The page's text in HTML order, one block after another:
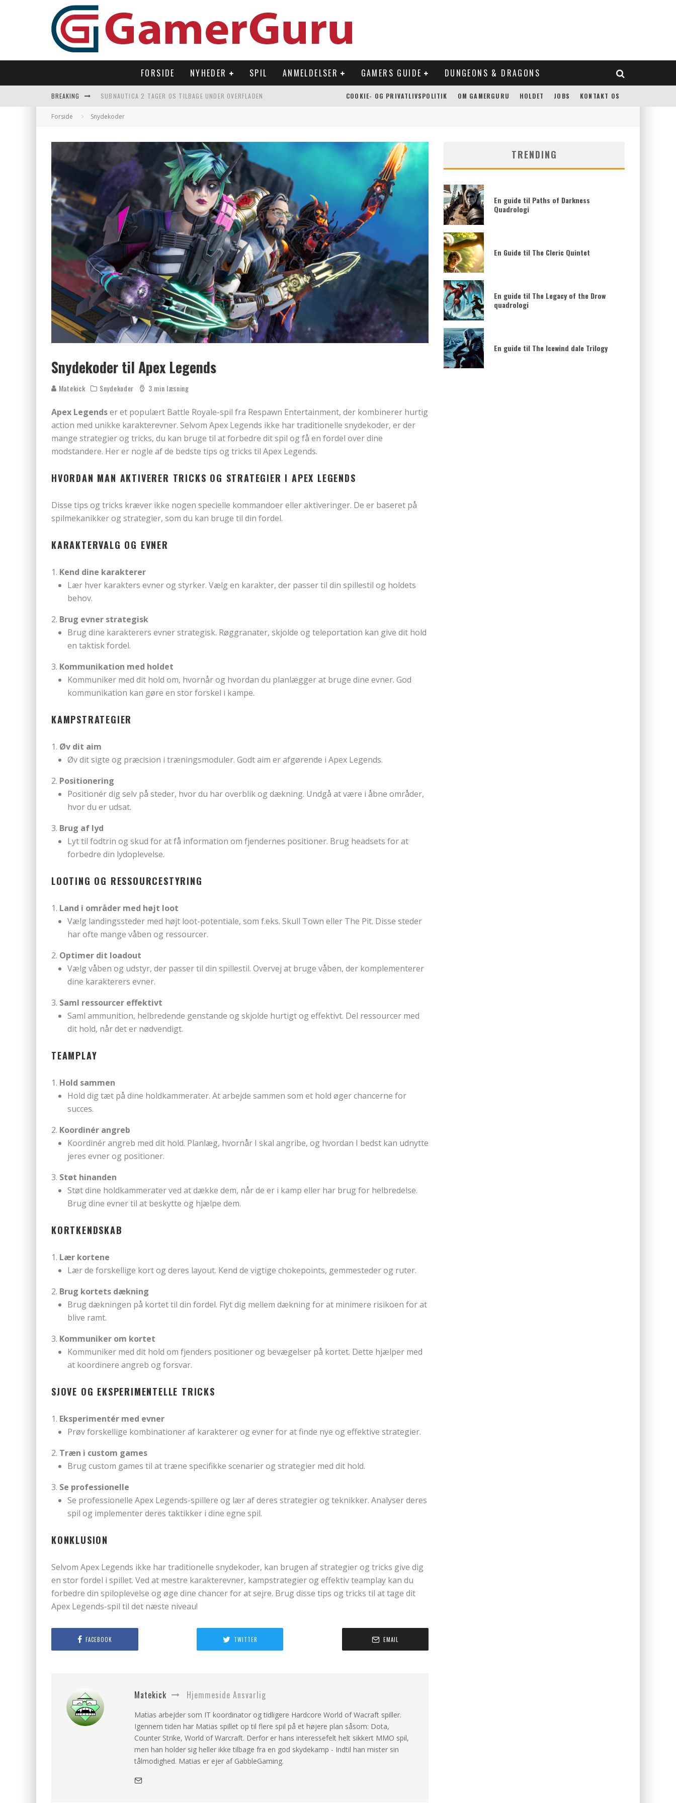
FORSIDE NYHEDER SPIL ANMELDELSER GAMERS GUIDE DUNGEONS & DRAGONS
BREAKING SUBNAUTICA 2 TAGER OS TILBAGE UNDER OVERFLADEN
LAST DROP – OPEN WORLD I 90’ERNES FINLAND
REGLER TIL SOMMERFEST LEGENE 2026
COOKIE- OG PRIVATLIVSPOLITIK OM GAMERGURU HOLDET JOBS KONTAKT OS
Forside Snydekoder
Snydekoder til Apex Legends
Matekick Snydekoder 3 min læsning
Apex Legendser et populært Battle Royale-spil fra Respawn Entertainment, der kombinerer hurtig
action med unikke karakterevner. Selvom Apex Legends ikke har traditionelle snydekoder, er der
mange strategier og tricks, du kan bruge til at forbedre dit spil og få en fordel over dine
modstandere. Her er nogle af de bedste tips og tricks til Apex Legends.
HVORDAN MAN AKTIVERER TRICKS OG STRATEGIER I APEX LEGENDS
Disse tips og tricks kræver ikke nogen specielle kommandoer eller aktiveringer. De er baseret på
spilmekanikker og strategier, som du kan bruge til din fordel.
KARAKTERVALG OG EVNER
Kend dine karakterer
Lær hver karakters evner og styrker. Vælg en karakter, der passer til din spillestil og holdets
behov.
Brug evner strategisk
Brug dine karakterers evner strategisk. Røggranater, skjolde og teleportation kan give dit hold
en taktisk fordel.
Kommunikation med holdet
Kommuniker med dit hold om, hvornår og hvordan du planlægger at bruge dine evner. God
kommunikation kan gøre en stor forskel i kampe.
KAMPSTRATEGIER
Øv dit aim
Øv dit sigte og præcision i træningsmoduler. Godt aim er afgørende i Apex Legends.
Positionering
Positionér dig selv på steder, hvor du har overblik og dækning. Undgå at være i åbne områder,
hvor du er udsat.
Brug af lyd
Lyt til fodtrin og skud for at få information om fjendernes positioner. Brug headsets for at
forbedre din lydoplevelse.
LOOTING OG RESSOURCESTYRING
Land i områder med højt loot
Vælg landingssteder med højt loot-potentiale, som f.eks. Skull Town eller The Pit. Disse steder
har ofte mange våben og ressourcer.
Optimer dit loadout
Vælg våben og udstyr, der passer til din spillestil. Overvej at bruge våben, der komplementerer
dine karakterers evner.
Saml ressourcer effektivt
Saml ammunition, helbredende genstande og skjolde hurtigt og effektivt. Del ressourcer med
dit hold, når det er nødvendigt.
TEAMPLAY
Hold sammen
Hold dig tæt på dine holdkammerater. At arbejde sammen som et hold øger chancerne for
succes.
Koordinér angreb
Koordinér angreb med dit hold. Planlæg, hvornår I skal angribe, og hvordan I bedst kan udnytte
jeres evner og positioner.
Støt hinanden
Støt dine holdkammerater ved at dække dem, når de er i kamp eller har brug for helbredelse.
Brug dine evner til at beskytte og hjælpe dem.
KORTKENDSKAB
Lær kortene
Lær de forskellige kort og deres layout. Kend de vigtige chokepoints, gemmesteder og ruter.
Brug kortets dækning
Brug dækningen på kortet til din fordel. Flyt dig mellem dækning for at minimere risikoen for at
blive ramt.
Kommuniker om kortet
Kommuniker med dit hold om fjenders positioner og bevægelser på kortet. Dette hjælper med
at koordinere angreb og forsvar.
SJOVE OG EKSPERIMENTELLE TRICKS
Eksperimentér med evner
Prøv forskellige kombinationer af karakterer og evner for at finde nye og effektive strategier.
Træn i custom games
Brug custom games til at træne specifikke scenarier og strategier med dit hold.
Se professionelle
Se professionelle Apex Legends-spillere og lær af deres strategier og teknikker. Analyser deres
spil og implementer deres taktikker i dine egne spil.
KONKLUSION
Selvom Apex Legends ikke har traditionelle snydekoder, kan brugen af strategier og tricks give dig
en stor fordel i spillet. Ved at mestre karakterevner, kampstrategier og effektiv teamplay kan du
forbedre din spiloplevelse og øge dine chancer for at sejre. Brug disse tips og tricks til at tage dit
Apex Legends-spil til det næste niveau!
FACEBOOK TWITTER EMAIL
Matekick Hjemmeside Ansvarlig
Matias arbejder som IT koordinator og tidligere Hardcore World of Wacraft spiller.
Igennem tiden har Matias spillet op til flere spil på et højere plan såsom: Dota,
Counter Strike, World of Warcraft. Derfor er hans interessefelt helt sikkert MMO spil,
men han holder sig heller ikke tilbage fra en god skydekamp - Indtil han mister sin
tålmodighed. Matias er ejer af GabbleGaming.
TRENDING
En guide til Paths of Darkness
Quadrologi
En Guide til The Cleric Quintet
En guide til The Legacy of the Drow
quadrologi
En guide til The Icewind dale Trilogy